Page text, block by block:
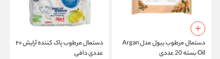
دستمال مرطوب بیول مدل Argan
Oil بسته 20 عددی
دستمال مرطوب پاک کننده آرایش ۲۰
عددی دافی